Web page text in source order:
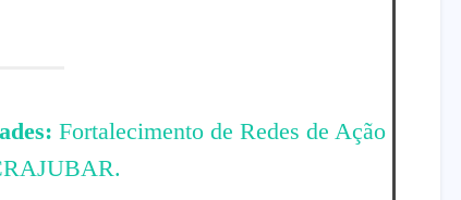
Fortalecimento de Redes de Ação